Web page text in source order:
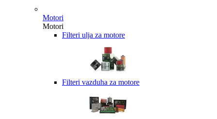
Motori
Motori
Filteri ulja za motore
Filteri vazduha za motore